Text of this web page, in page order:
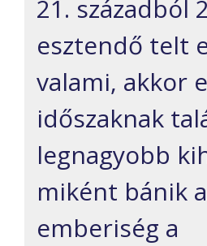
21. századból
esztendő telt
valami, akkor
időszaknak
legnagyobb
miként bánik
emberiség a